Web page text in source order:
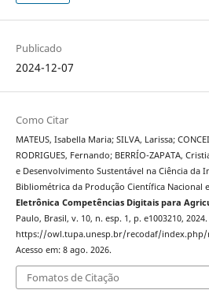
Publicado
2024-12-07
Como Citar
MATEUS, Isabella Maria; SILVA, Larissa;
RODRIGUES, Fernando; BERRÍO-ZAPATA,
e Desenvolvimento Sustentável na Ciência da
Bibliométrica da Produção Científica Nacional
Eletrônica Competências Digitais para
Paulo, Brasil, v. 10, n. esp. 1, p. e1003210,
https://owl.tupa.unesp.br/recodaf/
Acesso em: 8 ago. 2026.
Fomatos de Citação